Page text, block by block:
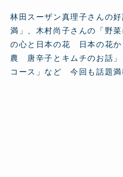
林田スーザン真理子さんの
満」、木村尚子さんの「野
の心と日本の花 日本の花か
農 唐辛子とキムチのお話
コース」など 今回も話題満